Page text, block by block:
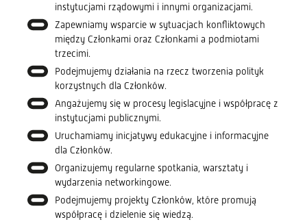
instytucjami rządowymi i innymi organizacjami.
Zapewniamy wsparcie w sytuacjach konfliktowych
między Członkami oraz Członkami a podmiotami
trzecimi.
Podejmujemy działania na rzecz tworzenia polityk
korzystnych dla Członków.
Angażujemy się w procesy legislacyjne i współpracę z
instytucjami publicznymi.
Uruchamiamy inicjatywy edukacyjne i informacyjne
dla Członków.
Organizujemy regularne spotkania, warsztaty i
wydarzenia networkingowe.
Podejmujemy projekty Członków, które promują
współpracę i dzielenie się wiedzą.